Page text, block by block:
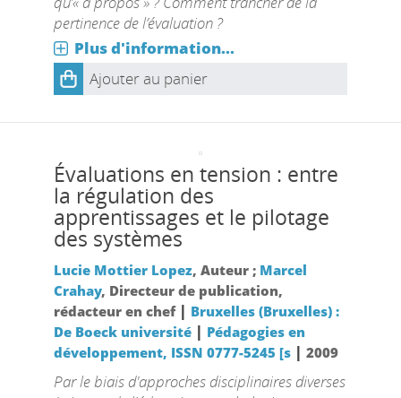
pertinence de l’évaluation ?
Plus d'information...
Ajouter au panier
Évaluations en tension : entre
la régulation des
apprentissages et le pilotage
des systèmes
Lucie Mottier Lopez, Auteur ; Marcel
Crahay, Directeur de publication,
rédacteur en chef | Bruxelles (Bruxelles) :
De Boeck université| Pédagogies en
développement, ISSN 0777-5245 [s| 2009
Par le biais d'approches disciplinaires diverses